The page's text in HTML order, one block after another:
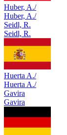
Huber, A./
Huber, A./
Seidl, R.
Seidl, R.
Huerta A./
Huerta A./
Gavira
Gavira